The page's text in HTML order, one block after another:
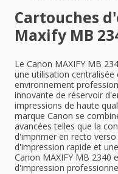
Cartouches
Maxify MB
Le Canon MAXIFY MB
une utilisation
environnement
innovante de réservoir
impressions de haute
marque Canon se
avancées telles que la
d'imprimer en recto
d'impression rapide et
Canon MAXIFY MB 2340
d'impression